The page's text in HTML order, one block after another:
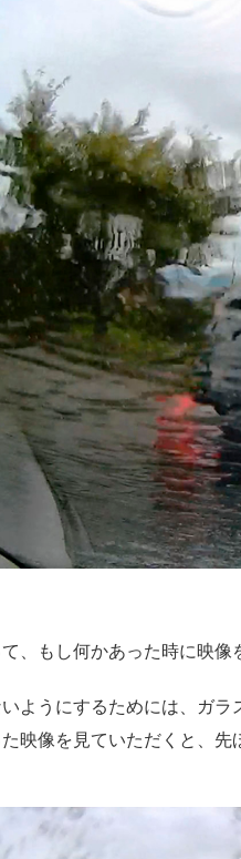
、もし何かあった時に映
ようにするためには、ガラ
映像を見ていただくと、先